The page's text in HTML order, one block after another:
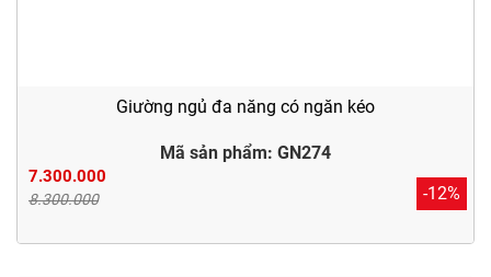
Giường ngủ đa năng có ngăn kéo
Mã sản phẩm: GN274
7.300.000
8.300.000 -12%